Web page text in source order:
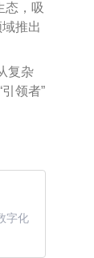
态，吸
推出
复杂
领者”
字化